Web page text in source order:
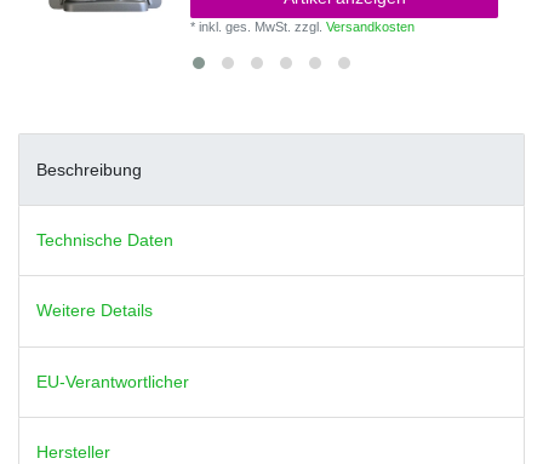
*inkl. ges. MwSt. zzgl.Versandkosten
Beschreibung
Technische Daten
Weitere Details
EU-Verantwortlicher
Hersteller